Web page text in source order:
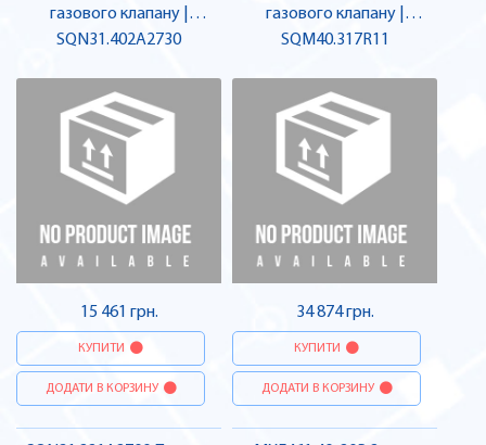
газового клапану |
SIEMENS
SQN31.402A2730
15 461 грн.
КУПИТИ
ДОДАТИ В КОРЗИНУ
газового клапану |
SIEMENS
SQM40.317R11
34 874 грн.
КУПИТИ
ДОДАТИ В КОРЗИНУ